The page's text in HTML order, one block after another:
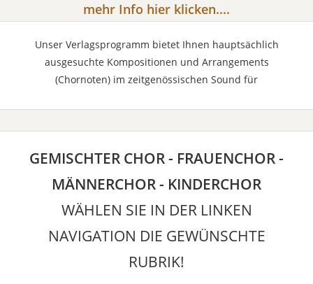
mehr Info hier klicken....
Unser Verlagsprogramm bietet Ihnen hauptsächlich
ausgesuchte Kompositionen und Arrangements
(Chornoten) im zeitgenössischen Sound für
GEMISCHTER CHOR - FRAUENCHOR -
MÄNNERCHOR - KINDERCHOR
WÄHLEN SIE IN DER LINKEN
NAVIGATION DIE GEWÜNSCHTE
RUBRIK!